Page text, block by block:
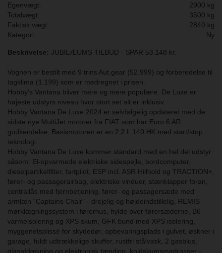
Egenvægt:
2900 kg
Totalvægt:
3500 kg
Faktisk vægt:
2840 kg
Kategori:
Ny
Beskrivelse: JUBILÆUMS TILBUD - SPAR 53.148 kr.
Vognen er bestilt med 9 trins Aut.gear (52.999) og forberedelse til
tagklima (1.199) som er medregnet i prisen.
Hobby's Vantana bliver mere og mere populære. De Luxe er
højeste udstyrs niveau hvor stort set alt er inklusiv.
Hobby Vantana De Luxe 2024 er selvfølgelig opdateret med de
sidste nye MultiJet motorer fra FIAT som har Euro 6 AR
godkendelse. Basismotoren er en 2,2 L 140 HK med start/stop
teknologi.
Hobby Vantana De Luxe kommer standard med en hel del udstyr
såsom: El-opvarmede elektriske sidespejle, bordcomputer,
dieselpartikelfilter, fartpilot, ESP incl. ASR Hillhold og TRACTION+,
fører- og passagerairbag, elektriske vinduer, stænklapper foran,
centrallås med fjernbetjening, fører- og passagersæde med
armlæn "Captains Chair" - drejelig og højdeindstillelig, REMIS
mørklægningssystem i førerhus, hylde over førersæderne, B6-
varmeisolering og XPS skum, GFK bund med XPS isolering,
myggenetsplissé for skydedør, opbevaringsplads i gulvet, øskner i
garage, fuldt udtrækkelige skuffer, rustfri stålvask, 2 gasblus,
glasafdækning og elektronisk tænding, koldskumsmadrasser -